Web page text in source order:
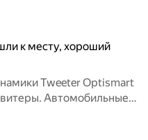
к месту, хороший
Tweeter Optismart
Автомобильные
авто твиттеры.